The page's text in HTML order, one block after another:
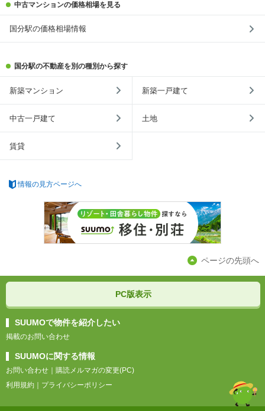
中古マンションの価格相場を見る
国分駅の価格相場情報
国分駅の不動産を別の種別から探す
新築マンション 新築一戸建て
中古一戸建て 土地
賃貸
情報の見方ページへ
ページの先頭へ
PC版表示
SUUMOで物件を紹介したい
掲載のお問い合わせ
SUUMOに関する情報
お問い合わせ
購読メルマガの変更(PC)
利用規約
プライバシーポリシー